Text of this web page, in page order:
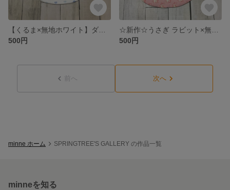
500円
500円
前へ 次へ
minne ホーム SPRINGTREE'S GALLERY の作品一覧
minneを知る